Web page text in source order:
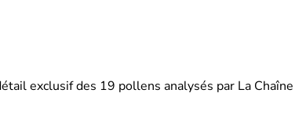
exclusif des 19 pollens analysés par La